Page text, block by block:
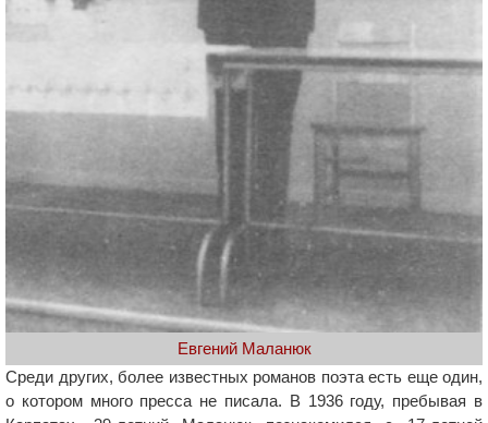
Евгений Маланюк
Среди других, более известных романов поэта есть еще один,
о котором много пресса не писала. В 1936 году, пребывая в